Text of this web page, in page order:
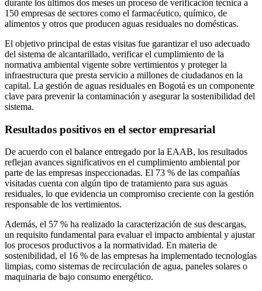
durante los últimos dos meses un proceso de verificación técnica a
150 empresas de sectores como el farmacéutico, químico, de
alimentos y otros que producen aguas residuales no domésticas.
El objetivo principal de estas visitas fue garantizar el uso adecuado
del sistema de alcantarillado, verificar el cumplimiento de la
normativa ambiental vigente sobre vertimientos y proteger la
infraestructura que presta servicio a millones de ciudadanos en la
capital. La gestión de aguas residuales en Bogotá es un componente
clave para prevenir la contaminación y asegurar la sostenibilidad del
sistema.
Resultados positivos en el sector empresarial
De acuerdo con el balance entregado por la EAAB, los resultados
reflejan avances significativos en el cumplimiento ambiental por
parte de las empresas inspeccionadas. El 73 % de las compañías
visitadas cuenta con algún tipo de tratamiento para sus aguas
residuales, lo que evidencia un compromiso creciente con la gestión
responsable de los vertimientos.
Además, el 57 % ha realizado la caracterización de sus descargas,
un requisito fundamental para evaluar el impacto ambiental y ajustar
los procesos productivos a la normatividad. En materia de
sostenibilidad, el 16 % de las empresas ha implementado tecnologías
limpias, como sistemas de recirculación de agua, paneles solares o
maquinaria de bajo consumo energético.